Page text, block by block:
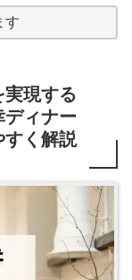
す
現する
ディナー
すく解説